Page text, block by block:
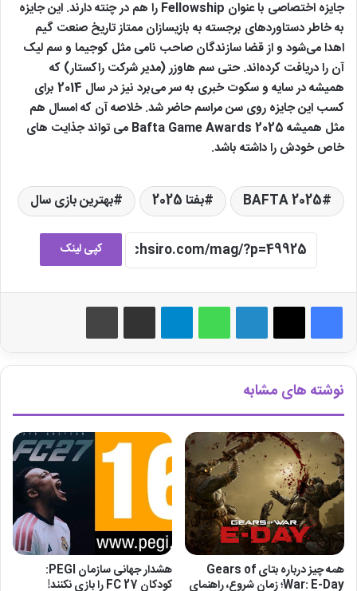
جایزه اختصاصی با عنوان Fellowship را هم در چنته دارند. این جایزه
به خاطر دستاوردهای برجسته به بازیسازان ممتاز تاریخ صنعت گیم
اهدا می‌شود و از قضا سازندگان صاحب نامی مثل کوجیما و سم لیک
آن را دریافت کرده‌اند. حتی سم هاوزر (مدیر شرکت راکستار) که
همیشه در سایه و سکوت خبری به سر می‌برد نیز در سال 2014 برای
کسب این جایزه روی سن مراسم حاضر شد. خلاصه آن که امسال هم
مثل همیشه Bafta Game Awards 2025 می تواند جذایت های
خاص خودش را داشته باشد.
BAFTA 2025 بفتا 2025 بهترین بازی سال
کپی لینک
لینکدین واتس آپ تلگرام اشتراک گذاری از طریق ایمیل
نوشته های مشابه
همه چیز درباره بتای Gears of
War: E-Day؛ زمان شروع، راهنمای
هشدار جهانی سازمان PEGI:
کودکان FC 27 را بازی نکنند!